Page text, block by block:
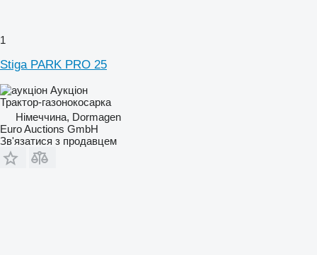
1
Stiga PARK PRO 25
Аукціон
Трактор-газонокосарка
Німеччина, Dormagen
Euro Auctions GmbH
Зв'язатися з продавцем